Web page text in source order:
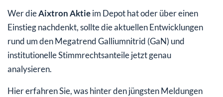
Wer dieAixtron Aktieim Depot hat oder über einen
Einstieg nachdenkt, sollte die aktuellen Entwicklungen
rund um den Megatrend Galliumnitrid (GaN) und
institutionelle Stimmrechtsanteile jetzt genau
analysieren.
Hier erfahren Sie, was hinter den jüngsten Meldungen